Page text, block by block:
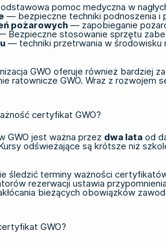
pomoc medyczna w
— bezpieczne techniki podnoszenia i
pożarowych — zapobieganie
Bezpieczne stosowanie sprzętu
— techniki przetrwania w środowisku
GWO oferuje również bardziej
ratownicze GWO. Wraz z rozwojem
certyfikat GWO?
GWO jest ważna przez dwa lata od
odświeżające są krótsze niż
śledzić terminy ważności
rezerwacji ustawia
bieżących obowiązków
GWO?